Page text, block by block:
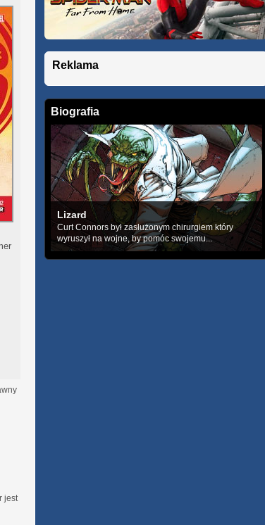
jest
Reklama
Biografia
Lizard
Curt Connors był zasłużonym chirurgiem który
wyruszył na wojne, by pomóc swojemu...